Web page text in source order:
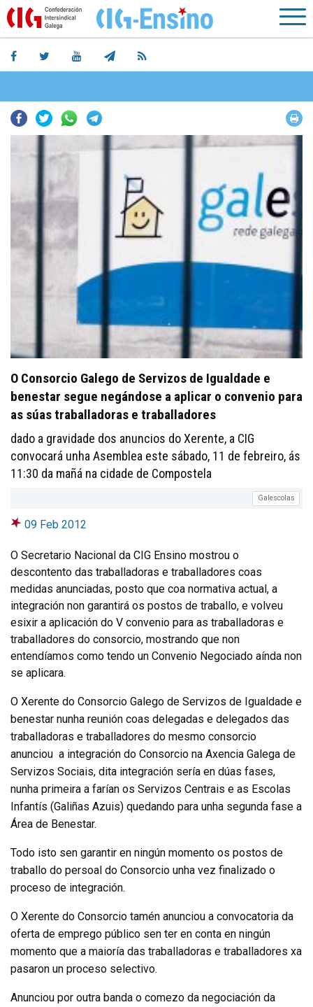
Facebook
TwitterWhatsapp
O Consorcio Galego de Servizos de Igualdade e
benestar segue negándose a aplicar o convenio para
as súas traballadoras e traballadores
dado a gravidade dos anuncios do Xerente, a CIG
convocará unha Asemblea este sábado, 11 de febreiro, ás
11:30 da mañá na cidade de Compostela
Galescolas
09 Feb 2012
O Secretario Nacional da CIG Ensino mostrou o
descontento das traballadoras e traballadores coas
medidas anunciadas, posto que coa normativa actual, a
integración non garantirá os postos de traballo, e volveu
esixir a aplicación do V convenio para as traballadoras e
traballadores do consorcio, mostrando que non
entendíamos como tendo un Convenio Negociado aínda non
se aplicara.
O Xerente do Consorcio Galego de Servizos de Igualdade e
benestar nunha reunión coas delegadas e delegados das
traballadoras e traballadores do mesmo consorcio
anunciou a integración do Consorcio na Axencia Galega de
Servizos Sociais, dita integración sería en dúas fases,
nunha primeira a farían os Servizos Centrais e as Escolas
Infantís (Galiñas Azuis) quedando para unha segunda fase a
Área de Benestar.
Todo isto sen garantir en ningún momento os postos de
traballo do persoal do Consorcio unha vez finalizado o
proceso de integración.
O Xerente do Consorcio tamén anunciou a convocatoria da
oferta de emprego público sen ter en conta en ningún
momento que a maioría das traballadoras e traballadores xa
pasaron un proceso selectivo.
Anunciou por outra banda o comezo da negociación da